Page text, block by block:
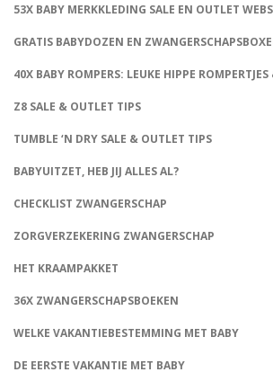
53X BABY MERKKLEDING SALE EN OUTLET
GRATIS BABYDOZEN EN
40X BABY ROMPERS: LEUKE HIPPE
Z8 SALE & OUTLET TIPS
TUMBLE ‘N DRY SALE & OUTLET TIPS
BABYUITZET, HEB JIJ ALLES AL?
CHECKLIST ZWANGERSCHAP
ZORGVERZEKERING ZWANGERSCHAP
HET KRAAMPAKKET
36X ZWANGERSCHAPSBOEKEN
WELKE VAKANTIEBESTEMMING MET BABY
DE EERSTE VAKANTIE MET BABY